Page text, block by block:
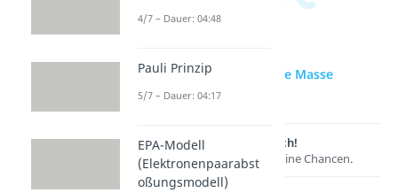
zur Videoseite: Molare Masse
berechnen
Lernen lohnt sich!
Entdecke hier deine Chancen.
4/7 – Dauer: 04:48
Pauli Prinzip
5/7 – Dauer: 04:17
EPA-Modell
(Elektronenpaarabst
oßungsmodell)